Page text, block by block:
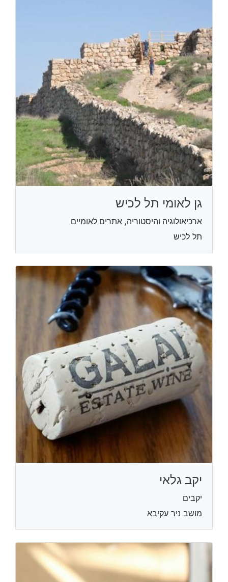
גן לאומי תל לכיש
ארכיאולוגיה והיסטוריה, אתרים לאומיים
תל לכיש
יקב גלאי
יקבים
מושב ניר עקיבא